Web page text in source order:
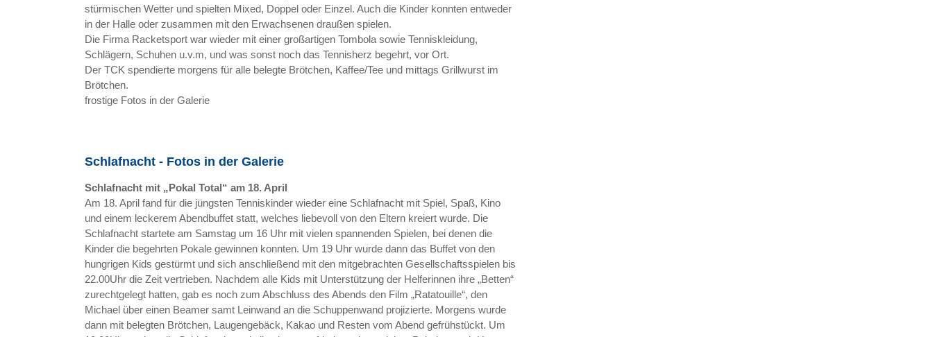
stürmischen Wetter und spielten Mixed, Doppel oder Einzel. Auch die Kinder konnten entweder
in der Halle oder zusammen mit den Erwachsenen draußen spielen.
Die Firma Racketsport war wieder mit einer großartigen Tombola sowie Tenniskleidung,
Schlägern, Schuhen u.v.m, und was sonst noch das Tennisherz begehrt, vor Ort.
Der TCK spendierte morgens für alle belegte Brötchen, Kaffee/Tee und mittags Grillwurst im
Brötchen.
frostige Fotos in der Galerie
Schlafnacht - Fotos in der Galerie
Schlafnacht mit „Pokal Total“ am 18. April
Am 18. April fand für die jüngsten Tenniskinder wieder eine Schlafnacht mit Spiel, Spaß, Kino
und einem leckerem Abendbuffet statt, welches liebevoll von den Eltern kreiert wurde. Die
Schlafnacht startete am Samstag um 16 Uhr mit vielen spannenden Spielen, bei denen die
Kinder die begehrten Pokale gewinnen konnten. Um 19 Uhr wurde dann das Buffet von den
hungrigen Kids gestürmt und sich anschließend mit den mitgebrachten Gesellschaftsspielen bis
22.00Uhr die Zeit vertrieben. Nachdem alle Kids mit Unterstützung der Helferinnen ihre „Betten“
zurechtgelegt hatten, gab es noch zum Abschluss des Abends den Film „Ratatouille“, den
Michael über einen Beamer samt Leinwand an die Schuppenwand projizierte. Morgens wurde
dann mit belegten Brötchen, Laugengebäck, Kakao und Resten vom Abend gefrühstückt. Um